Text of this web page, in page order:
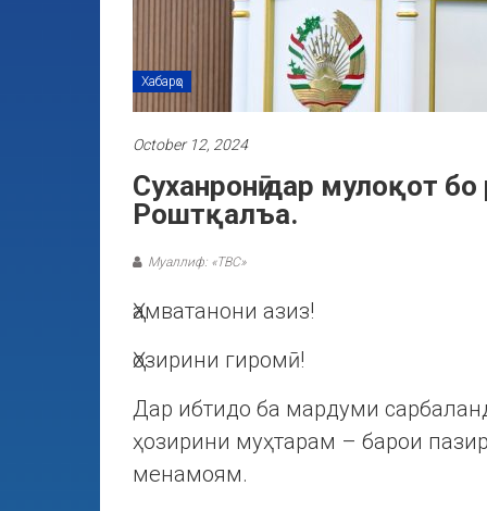
Хабарҳо
October 12, 2024
Cуханронӣ дар мулоқот
Роштқалъа.
Муаллиф: «ТВС»
Ҳамватанони азиз!
Ҳозирини гиромӣ!
Дар ибтидо ба мардуми
ҳозирини муҳтарам – барои
менамоям.